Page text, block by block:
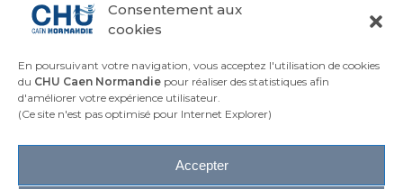
Consentement aux
cookies
En poursuivant votre navigation, vous acceptez l'utilisation de cookies
du CHU Caen Normandie pour réaliser des statistiques afin
d'améliorer votre expérience utilisateur.
(Ce site n'est pas optimisé pour Internet Explorer)
Accepter
14000 Caen
VENIR AU CHU
ESPACE PRESSE